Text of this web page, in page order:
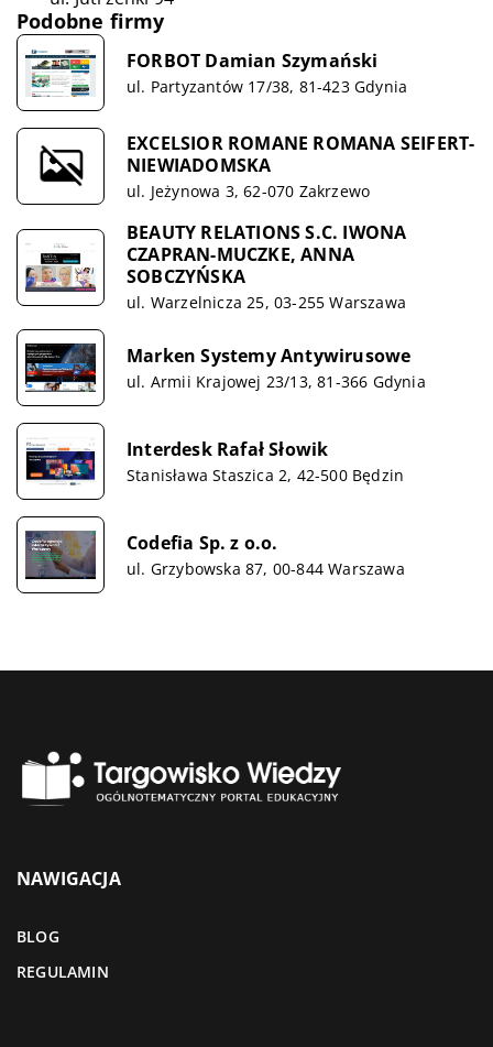
Podobne firmy
FORBOT Damian Szymański
ul. Partyzantów 17/38, 81-423 Gdynia
EXCELSIOR ROMANE ROMANA SEIFERT-
NIEWIADOMSKA
ul. Jeżynowa 3, 62-070 Zakrzewo
BEAUTY RELATIONS S.C. IWONA
CZAPRAN-MUCZKE, ANNA
SOBCZYŃSKA
ul. Warzelnicza 25, 03-255 Warszawa
Marken Systemy Antywirusowe
ul. Armii Krajowej 23/13, 81-366 Gdynia
Interdesk Rafał Słowik
Stanisława Staszica 2, 42-500 Będzin
Codefia Sp. z o.o.
ul. Grzybowska 87, 00-844 Warszawa
NAWIGACJA
BLOG
REGULAMIN